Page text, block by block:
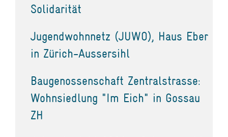
Solidarität
Jugendwohnnetz (JUWO), Haus Eber
in Zürich-Aussersihl
Baugenossenschaft Zentralstrasse:
Wohnsiedlung "Im Eich" in Gossau
ZH